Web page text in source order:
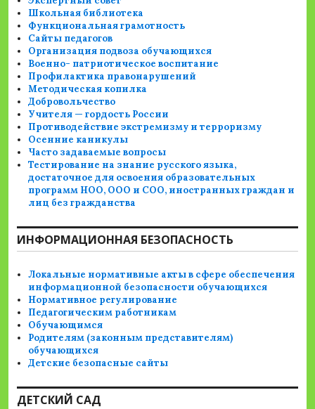
Школьная библиотека
Функциональная грамотность
Сайты педагогов
Организация подвоза обучающихся
Военно- патриотическое воспитание
Профилактика правонарушений
Методическая копилка
Добровольчество
Учителя — гордость России
Противодействие экстремизму и терроризму
Осенние каникулы
Часто задаваемые вопросы
Тестирование на знание русского языка,
достаточное для освоения образовательных
программ НОО, ООО и СОО, иностранных граждан и
лиц без гражданства
ИНФОРМАЦИОННАЯ БЕЗОПАСНОСТЬ
Локальные нормативные акты в сфере обеспечения
информационной безопасности обучающихся
Нормативное регулирование
Педагогическим работникам
Обучающимся
Родителям (законным представителям)
обучающихся
Детские безопасные сайты
ДЕТСКИЙ САД